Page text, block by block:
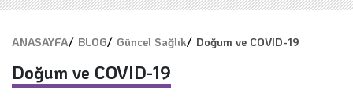
ANASAYFA/ BLOG/ Güncel Sağlık/ Doğum ve COVID-19
Doğum ve COVID-19